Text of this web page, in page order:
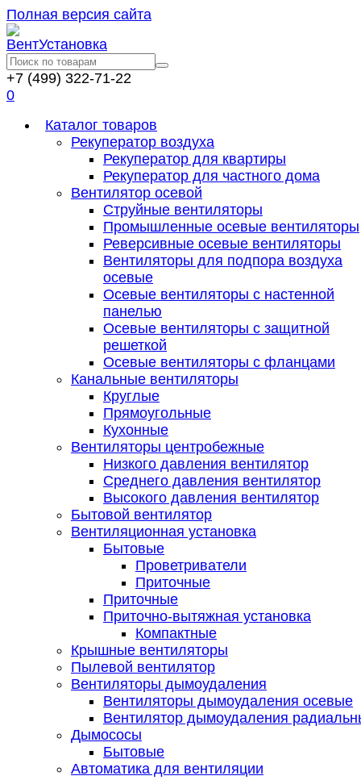
Полная версия сайта
+7 (499) 322-71-22
0
Каталог товаров
Рекуператор воздуха
Рекуператор для квартиры
Рекуператор для частного дома
Вентилятор осевой
Струйные вентиляторы
Промышленные осевые вентиляторы
Реверсивные осевые вентиляторы
Вентиляторы для подпора воздуха
осевые
Осевые вентиляторы с настенной
панелью
Осевые вентиляторы с защитной
решеткой
Осевые вентиляторы с фланцами
Канальные вентиляторы
Круглые
Прямоугольные
Кухонные
Вентиляторы центробежные
Низкого давления вентилятор
Среднего давления вентилятор
Высокого давления вентилятор
Бытовой вентилятор
Вентиляционная установка
Бытовые
Проветриватели
Приточные
Приточные
Приточно-вытяжная установка
Компактные
Крышные вентиляторы
Пылевой вентилятор
Вентиляторы дымоудаления
Вентиляторы дымоудаления осевые
Вентилятор дымоудаления
Дымососы
Бытовые
Автоматика для вентиляции